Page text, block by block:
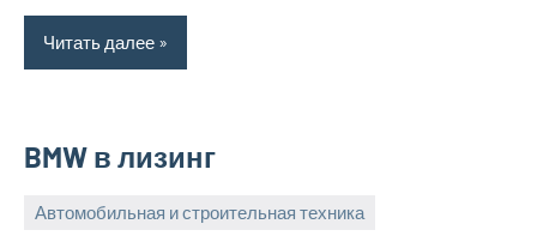
Читать далее
BMW в лизинг
Автомобильная и строительная техника